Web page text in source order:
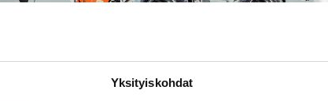
Yksityiskohdat
Pyöräkuormaaja Weycor AR440